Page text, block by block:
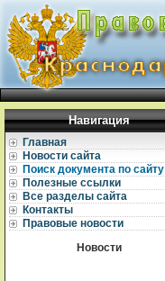
Навигация
Главная
Новости сайта
Поиск документа по сайту
Полезные ссылки
Все разделы сайта
Контакты
Правовые новости
Новости